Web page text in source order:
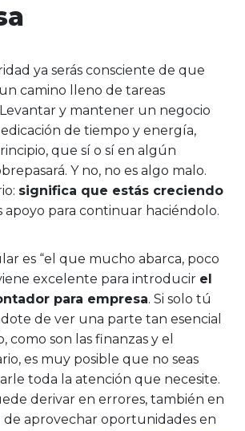
ya serás consciente de que
camino lleno de tareas
y mantener un negocio
de tiempo y energía,
que sí o sí en algún
Y no, no es algo malo.
significa que estás creciendo
apoyo para continuar haciéndolo.
es “el que mucho abarca, poco
excelente para introducir el
para empresa. Si solo tú
de ver una parte tan esencial
como son las finanzas y el
es muy posible que no seas
toda la atención que necesite.
derivar en errores, también en
de aprovechar oportunidades en